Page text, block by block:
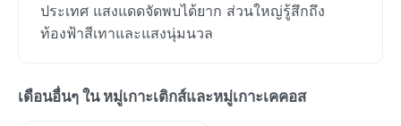
ประเทศ แสงแดดจัดพบได้ยาก ส่วนใหญ่รู้สึกถึง
ท้องฟ้าสีเทาและแสงนุ่มนวล
เดือนอื่นๆ ใน หมู่เกาะเติกส์และหมู่เกาะเคคอส